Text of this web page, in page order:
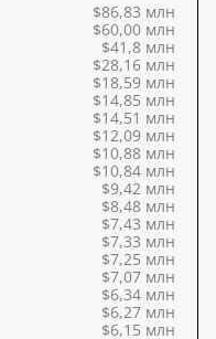
$86,83 млн
$60,00 млн
$41,8 млн
$28,16 млн
$18,59 млн
$14,85 млн
$14,51 млн
$12,09 млн
$10,88 млн
$10,84 млн
$9,42 млн
$8,48 млн
$7,43 млн
$7,33 млн
$7,25 млн
$7,07 млн
$6,34 млн
$6,27 млн
$6,15 млн